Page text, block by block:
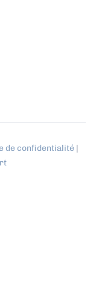
de confidentialité |